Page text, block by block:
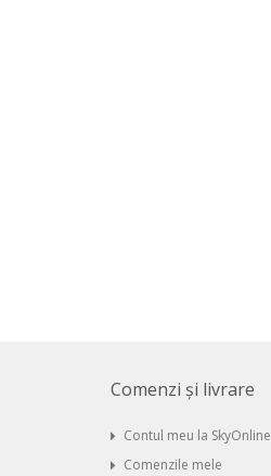
Comenzi și livrare
Contul meu la SkyOnline
Comenzile mele